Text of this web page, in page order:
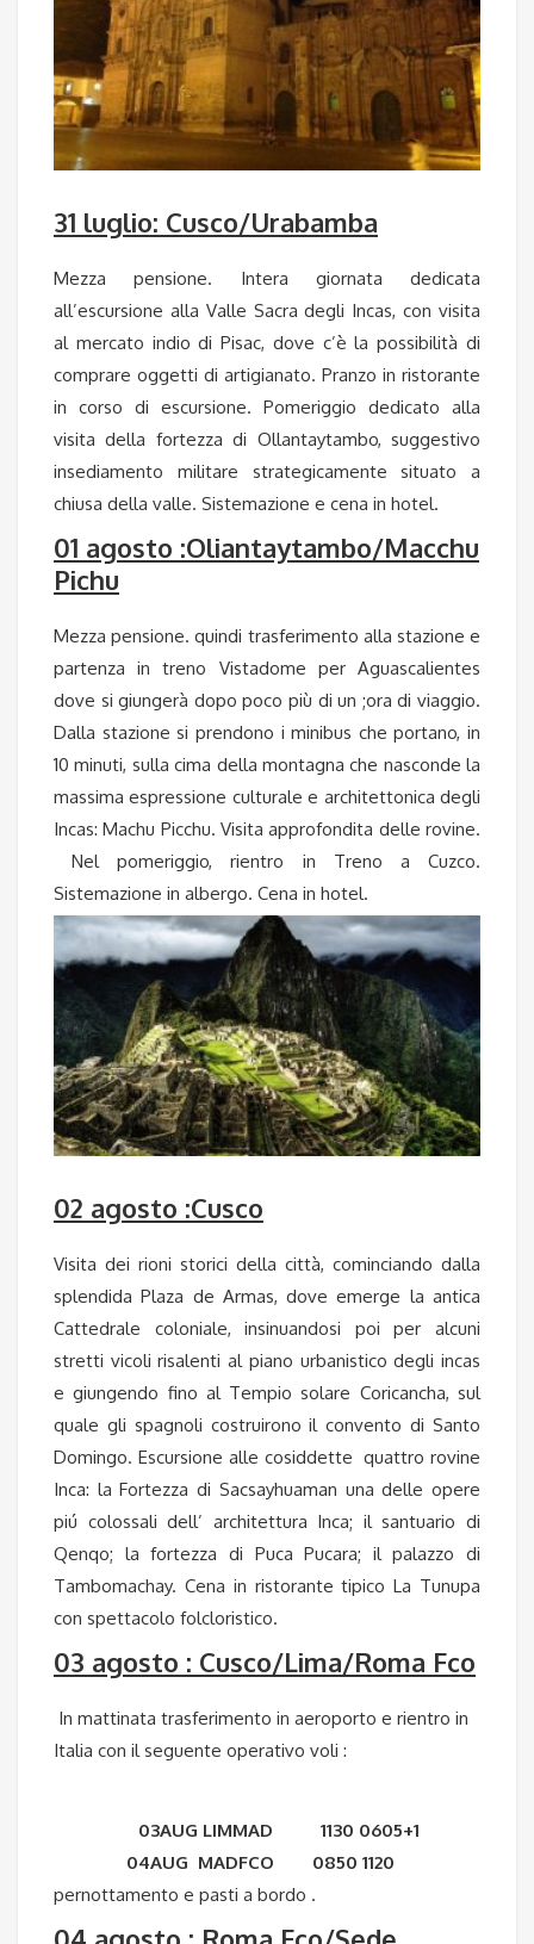
31 luglio: Cusco/Urabamba
Mezza pensione. Intera giornata dedicata
all’escursione alla Valle Sacra degli Incas, con visita
al mercato indio di Pisac, dove c’è la possibilità di
comprare oggetti di artigianato. Pranzo in ristorante
in corso di escursione. Pomeriggio dedicato alla
visita della fortezza di Ollantaytambo, suggestivo
insediamento militare strategicamente situato a
chiusa della valle. Sistemazione e cena in hotel.
01 agosto :Oliantaytambo/Macchu
Pichu
Mezza pensione. quindi trasferimento alla stazione e
partenza in treno Vistadome per Aguascalientes
dove si giungerà dopo poco più di un ;ora di viaggio.
Dalla stazione si prendono i minibus che portano, in
10 minuti, sulla cima della montagna che nasconde la
massima espressione culturale e architettonica degli
Incas: Machu Picchu. Visita approfondita delle rovine.
Nel pomeriggio, rientro in Treno a Cuzco.
Sistemazione in albergo. Cena in hotel.
02 agosto :Cusco
Visita dei rioni storici della città, cominciando dalla
splendida Plaza de Armas, dove emerge la antica
Cattedrale coloniale, insinuandosi poi per alcuni
stretti vicoli risalenti al piano urbanistico degli incas
e giungendo fino al Tempio solare Coricancha, sul
quale gli spagnoli costruirono il convento di Santo
Domingo. Escursione alle cosiddette quattro rovine
Inca: la Fortezza di Sacsayhuaman una delle opere
piú colossali dell’ architettura Inca; il santuario di
Qenqo; la fortezza di Puca Pucara; il palazzo di
Tambomachay. Cena in ristorante tipico La Tunupa
con spettacolo folcloristico.
03 agosto : Cusco/Lima/Roma Fco
In mattinata trasferimento in aeroporto e rientro in
Italia con il seguente operativo voli :
03AUG LIMMAD 1130 0605+1
04AUG MADFCO 0850 1120
pernottamento e pasti a bordo .